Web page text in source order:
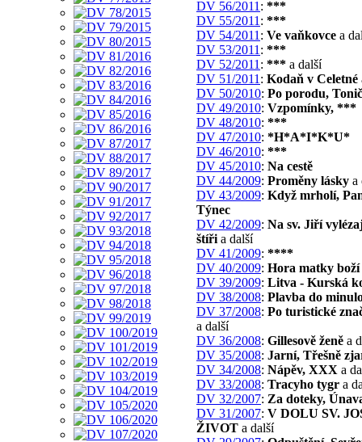
DV 56/2011 : ***
DV 55/2011 : ***
DV 54/2011 : Ve vaňkovce a
DV 53/2011 : ***
DV 52/2011 : *** a další
DV 51/2011 : Kodaň v Celetné
DV 50/2010: Po porodu,
DV 49/2010: Vzpomínky, ***
DV 48/2010: ***
DV 47/2010: *H*A*I*K*U*
DV 46/2010: ***
DV 45/2010: Na cestě
DV 44/2009: Proměny lásky a
DV 43/2009: Když mrholí,
Týnec
DV 42/2009: Na sv. Jiří
štíři a další
DV 41/2009: ****
DV 40/2009: Hora matky boží
DV 39/2009: Litva - Kurská
DV 38/2008: Plavba do
DV 37/2008: Po turistické
a další
DV 36/2008: Gillesově ženě a
DV 35/2008: Jarní, Třešně
DV 34/2008: Nápěv, XXX a
DV 33/2008: Tracyho tygr a
DV 32/2007: Za doteky,
DV 31/2007: V DOLU SV.
ŽIVOT a další